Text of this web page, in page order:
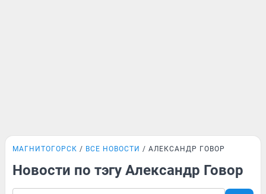
МАГНИТОГОРСК ВСЕ НОВОСТИ АЛЕКСАНДР ГОВОР
Новости по тэгу Александр Говор